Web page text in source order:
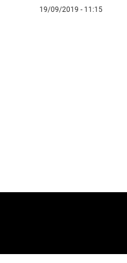
19/09/2019 - 11:15